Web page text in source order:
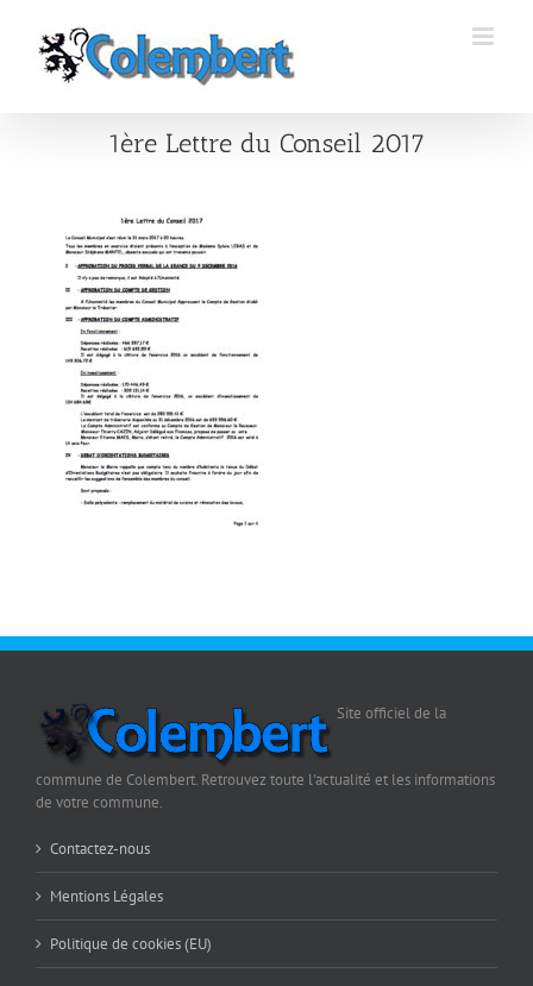
contenu
1ère Lettre du Conseil 2017
Site officiel de la
commune de Colembert. Retrouvez toute l'actualité et les informations
de votre commune.
Contactez-nous
Mentions Légales
Politique de cookies (EU)